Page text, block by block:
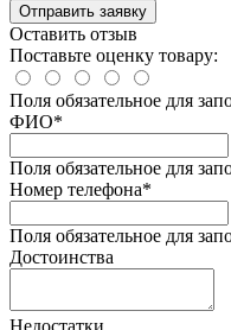
Отправить заявку
Оставить отзыв
Поставьте оценку товару:
Поля обязательное для
ФИО*
Поля обязательное для
Номер телефона*
Поля обязательное для
Достоинства
Недостатки